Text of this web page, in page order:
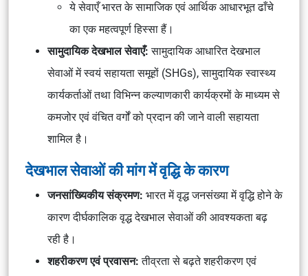
ये सेवाएँ भारत के सामाजिक एवं आर्थिक आधारभूत ढाँचे
का एक महत्वपूर्ण हिस्सा हैं।
सामुदायिक देखभाल सेवाएँ:सामुदायिक आधारित देखभाल
सेवाओं में स्वयं सहायता समूहों (SHGs), सामुदायिक स्वास्थ्य
कार्यकर्ताओं तथा विभिन्न कल्याणकारी कार्यक्रमों के माध्यम से
कमजोर एवं वंचित वर्गों को प्रदान की जाने वाली सहायता
शामिल है।
देखभाल सेवाओं की मांग में वृद्धि के कारण
जनसांख्यिकीय संक्रमण: भारत में वृद्ध जनसंख्या में वृद्धि होने के
कारण दीर्घकालिक वृद्ध देखभाल सेवाओं की आवश्यकता बढ़
रही है।
शहरीकरण एवं प्रवासन:तीव्रता से बढ़ते शहरीकरण एवं